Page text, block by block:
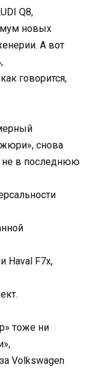
Q8,
новых
А вот
говорится,
снова
не в последнюю
Haval F7x,
тоже ни
Volkswagen